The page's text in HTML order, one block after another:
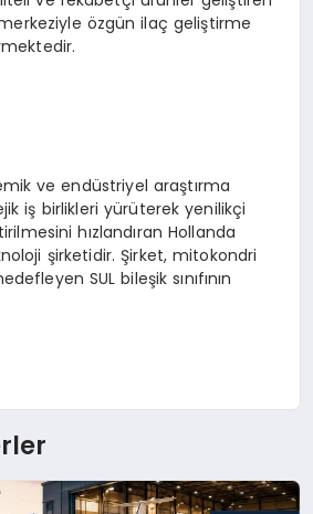
özgün ilaç geliştirme
ve endüstriyel araştırma
iş birlikleri yürüterek yenilikçi
hızlandıran Hollanda
şirketidir. Şirket, mitokondri
SUL bileşik sınıfının